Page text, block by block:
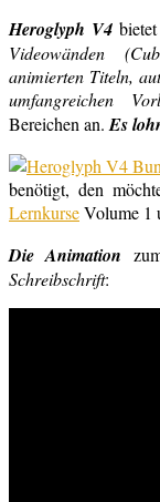
Heroglyph V4
Videowänden
animierten Titeln,
umfangreichen
Bereichen an. Es
benötigt, den
LernkurseVolume 1
Die Animation
Schreibschrift: